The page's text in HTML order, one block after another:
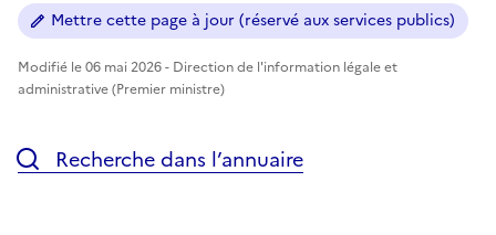
Mettre cette page à jour (réservé aux services publics)
Modifié le 06 mai 2026 - Direction de l'information légale et
administrative (Premier ministre)
Recherche dans l’annuaire